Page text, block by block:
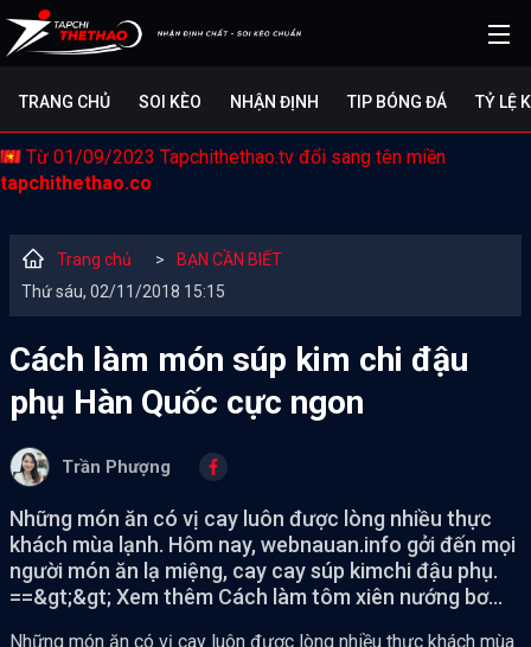
TRANG CHỦ SOI KÈO NHẬN ĐỊNH TIP BÓNG ĐÁ TỶ LỆ
Từ 01/09/2023 Tapchithethao.tv đổi sang tên miền
tapchithethao.co
Trang chủ >
BẠN CẦN BIẾT
Thứ sáu, 02/11/2018 15:15
Cách làm món súp kim chi đậu
phụ Hàn Quốc cực ngon
Trần Phượng
Những món ăn có vị cay luôn được lòng nhiều thực
khách mùa lạnh. Hôm nay, webnauan.info gởi đến mọi
người món ăn lạ miệng, cay cay súp kimchi đậu phụ.
==&gt;&gt; Xem thêm Cách làm tôm xiên nướng bơ...
Những món ăn có vị cay luôn được lòng nhiều thực khách mùa